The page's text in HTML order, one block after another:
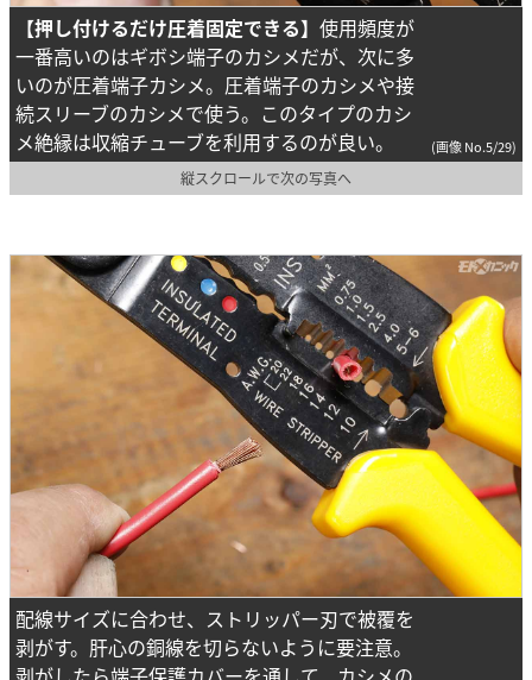
【押し付けるだけ圧着固定できる】 使用頻度が
一番高いのはギボシ端子のカシメだが、次に多
いのが圧着端子カシメ。圧着端子のカシメや接
続スリーブのカシメで使う。このタイプのカシ
メ絶縁は収縮チューブを利用するのが良い。
(画像 No.5/29)
縦スクロールで次の写真へ
配線サイズに合わせ、ストリッパー刃で被覆を
剥がす。肝心の銅線を切らないように要注意。